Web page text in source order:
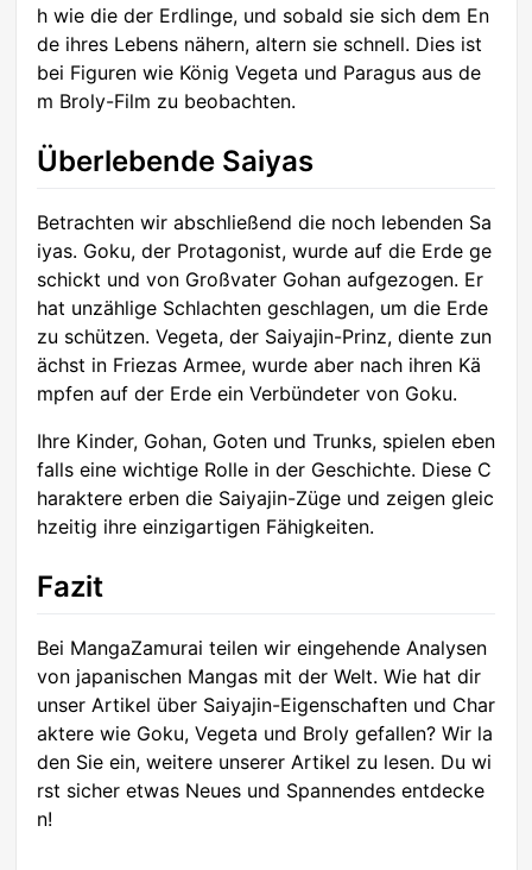
h wie die der Erdlinge, und sobald sie sich dem En
de ihres Lebens nähern, altern sie schnell. Dies ist
bei Figuren wie König Vegeta und Paragus aus de
m Broly-Film zu beobachten.
Überlebende Saiyas
Betrachten wir abschließend die noch lebenden Sa
iyas. Goku, der Protagonist, wurde auf die Erde ge
schickt und von Großvater Gohan aufgezogen. Er
hat unzählige Schlachten geschlagen, um die Erde
zu schützen. Vegeta, der Saiyajin-Prinz, diente zun
ächst in Friezas Armee, wurde aber nach ihren Kä
mpfen auf der Erde ein Verbündeter von Goku.
Ihre Kinder, Gohan, Goten und Trunks, spielen eben
falls eine wichtige Rolle in der Geschichte. Diese C
haraktere erben die Saiyajin-Züge und zeigen gleic
hzeitig ihre einzigartigen Fähigkeiten.
Fazit
Bei MangaZamurai teilen wir eingehende Analysen
von japanischen Mangas mit der Welt. Wie hat dir
unser Artikel über Saiyajin-Eigenschaften und Char
aktere wie Goku, Vegeta und Broly gefallen? Wir la
den Sie ein, weitere unserer Artikel zu lesen. Du wi
rst sicher etwas Neues und Spannendes entdecke
n!